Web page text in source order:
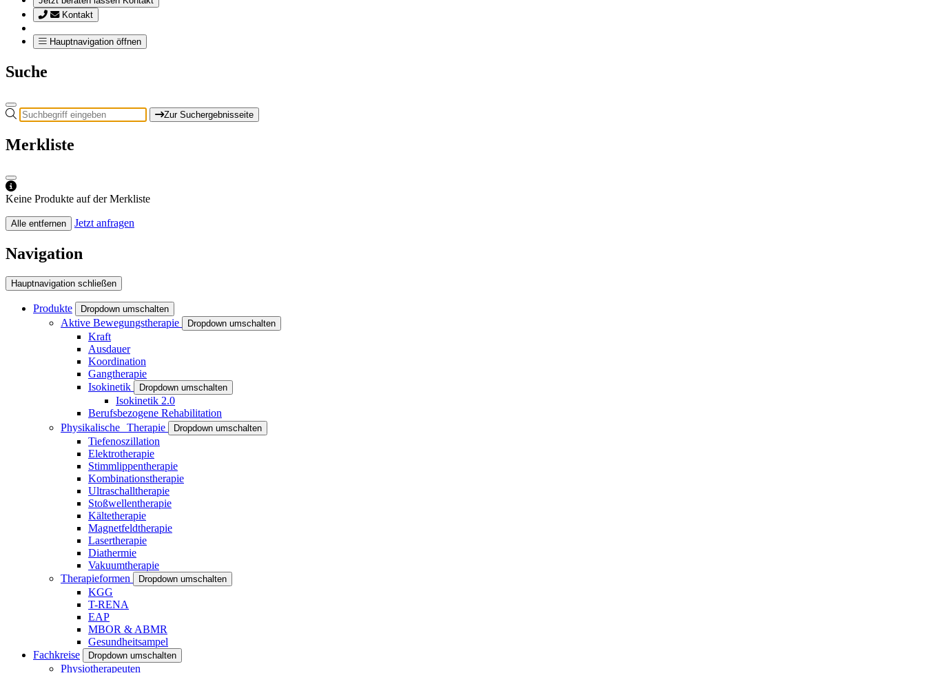
Kontakt
Hauptnavigation öffnen
Suche
Zur Suchergebnisseite
Merkliste
Keine Produkte auf der Merkliste
Alle entfernen Jetzt anfragen
Navigation
Hauptnavigation schließen
Produkte Dropdown umschalten
Aktive Bewegungstherapie Dropdown umschalten
Kraft
Ausdauer
Koordination
Gangtherapie
Isokinetik
Dropdown umschalten
Isokinetik 2.0
Berufsbezogene Rehabilitation
Physikalische Therapie
Dropdown umschalten
Tiefenoszillation
Elektrotherapie
Stimmlippentherapie
Kombinationstherapie
Ultraschalltherapie
Stoßwellentherapie
Kältetherapie
Magnetfeldtherapie
Lasertherapie
Diathermie
Vakuumtherapie
Therapieformen
Dropdown umschalten
KGG
T-RENA
EAP
MBOR & ABMR
Gesundheitsampel
Fachkreise
Dropdown umschalten
Physiotherapeuten